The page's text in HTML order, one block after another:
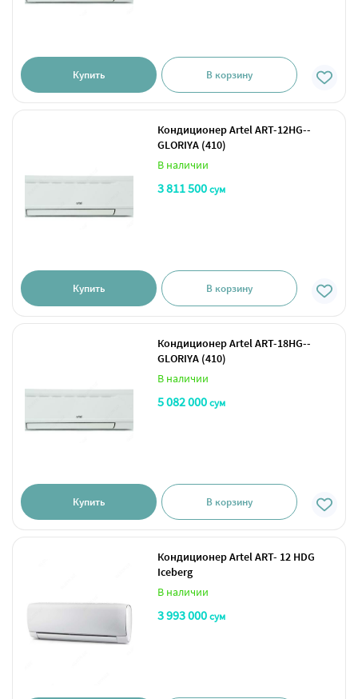
Купить В корзину
Кондиционер Artel ART-12HG--
GLORIYA (410)
В наличии
3 811 500сум
Купить В корзину
Кондиционер Artel ART-18HG--
GLORIYA (410)
В наличии
5 082 000сум
Купить В корзину
Кондиционер Artel ART- 12 HDG
Iceberg
В наличии
3 993 000сум